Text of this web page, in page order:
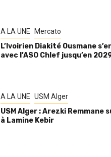
A LA UNE Mercato
L’Ivoirien Diakité Ousmane
avec l’ASO Chlef jusqu’en
A LA UNE USM Alger
USM Alger : Arezki Remmane
à Lamine Kebir